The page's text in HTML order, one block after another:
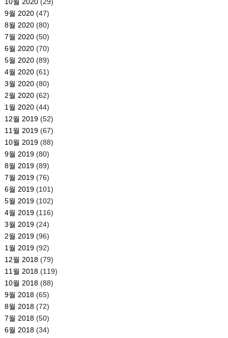
9월 2020(47)
8월 2020(80)
7월 2020(50)
6월 2020(70)
5월 2020(89)
4월 2020(61)
3월 2020(80)
2월 2020(62)
1월 2020(44)
12월 2019(52)
11월 2019(67)
10월 2019(88)
9월 2019(80)
8월 2019(89)
7월 2019(76)
6월 2019(101)
5월 2019(102)
4월 2019(116)
3월 2019(24)
2월 2019(96)
1월 2019(92)
12월 2018(79)
11월 2018(119)
10월 2018(88)
9월 2018(65)
8월 2018(72)
7월 2018(50)
6월 2018(34)